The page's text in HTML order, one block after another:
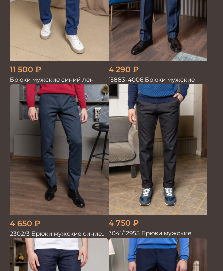
11 500 ₽
Брюки мужские синий лен
4 290 ₽
15883-4006 Брюки мужские
4 650 ₽
2302/3 Брюки мужские синие
диагональ
4 750 ₽
3041/12955 Брюки мужские